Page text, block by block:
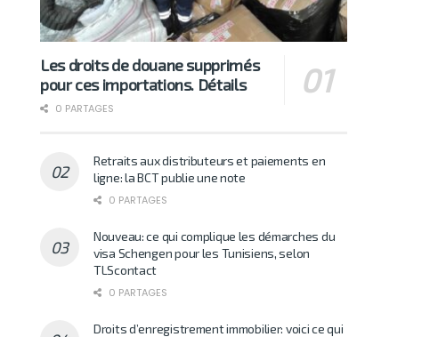
Les droits de douane supprimés
pour ces importations. Détails
0 PARTAGES
Retraits aux distributeurs et paiements en
ligne: la BCT publie une note
0 PARTAGES
Nouveau: ce qui complique les démarches du
visa Schengen pour les Tunisiens, selon
TLScontact
0 PARTAGES
Droits d’enregistrement immobilier: voici ce qui